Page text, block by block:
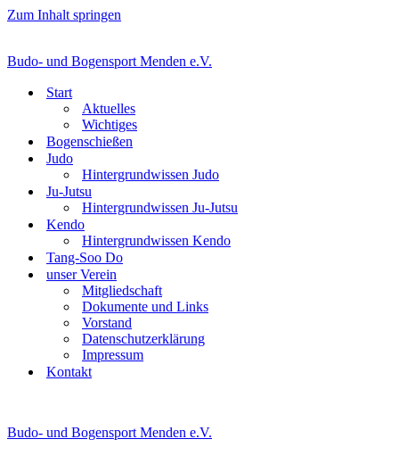
Zum Inhalt springen
Budo- und Bogensport Menden e.V.
Start
Aktuelles
Wichtiges
Bogenschießen
Judo
Hintergrundwissen Judo
Ju-Jutsu
Hintergrundwissen Ju-Jutsu
Kendo
Hintergrundwissen Kendo
Tang-Soo Do
unser Verein
Mitgliedschaft
Dokumente und Links
Vorstand
Datenschutzerklärung
Impressum
Kontakt
Budo- und Bogensport Menden e.V.